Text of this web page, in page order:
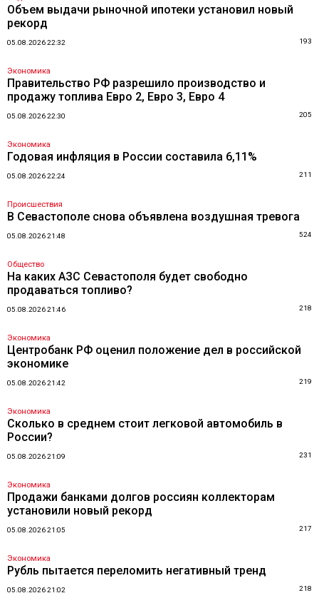
Объем выдачи рыночной ипотеки установил новый
рекорд
05.08.2026 22:32 193
Экономика
Правительство РФ разрешило производство и
продажу топлива Евро 2, Евро 3, Евро 4
05.08.2026 22:30 205
Экономика
Годовая инфляция в России составила 6,11%
05.08.2026 22:24 211
Происшествия
В Севастополе снова объявлена воздушная тревога
05.08.2026 21:48 524
Общество
На каких АЗС Севастополя будет свободно
продаваться топливо?
05.08.2026 21:46 218
Экономика
Центробанк РФ оценил положение дел в российской
экономике
05.08.2026 21:42 219
Экономика
Сколько в среднем стоит легковой автомобиль в
России?
05.08.2026 21:09 231
Экономика
Продажи банками долгов россиян коллекторам
установили новый рекорд
05.08.2026 21:05 217
Экономика
Рубль пытается переломить негативный тренд
05.08.2026 21:02 218